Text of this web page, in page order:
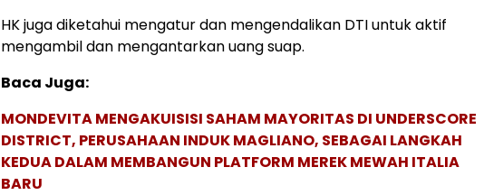
HK juga diketahui mengatur dan mengendalikan DTI untuk aktif
mengambil dan mengantarkan uang suap.
Baca Juga:
MONDEVITA MENGAKUISISI SAHAM MAYORITAS DI UNDERSCORE
DISTRICT, PERUSAHAAN INDUK MAGLIANO, SEBAGAI LANGKAH
KEDUA DALAM MEMBANGUN PLATFORM MEREK MEWAH ITALIA
BARU